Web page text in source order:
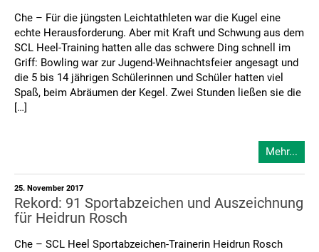
Che – Für die jüngsten Leichtathleten war die Kugel eine
echte Herausforderung. Aber mit Kraft und Schwung aus dem
SCL Heel-Training hatten alle das schwere Ding schnell im
Griff: Bowling war zur Jugend-Weihnachtsfeier angesagt und
die 5 bis 14 jährigen Schülerinnen und Schüler hatten viel
Spaß, beim Abräumen der Kegel. Zwei Stunden ließen sie die
[…]
Mehr...
25. November 2017
Rekord: 91 Sportabzeichen und Auszeichnung
für Heidrun Rosch
Che – SCL Heel Sportabzeichen-Trainerin Heidrun Rosch